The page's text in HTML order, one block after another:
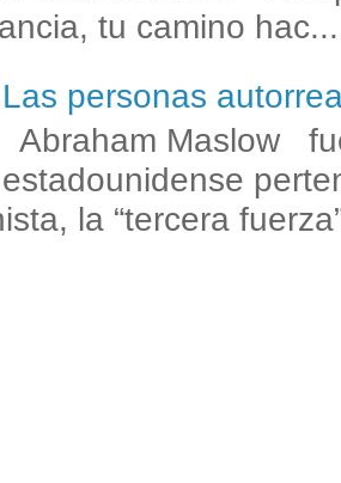
tu camino hac...
Las personas
Abraham Maslow
estadounidense
la “tercera